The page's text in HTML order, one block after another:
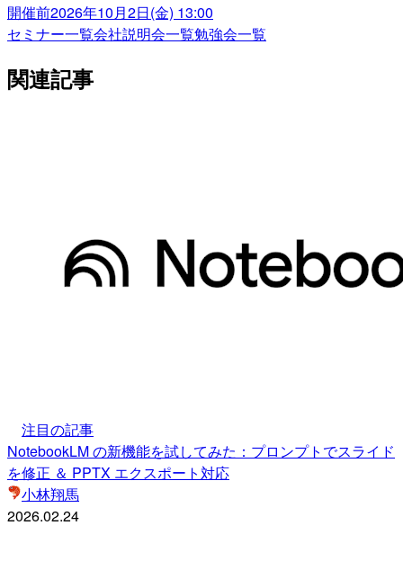
開催前2026年10月2日(金) 13:00
セミナー一覧会社説明会一覧勉強会一覧
関連記事
注目の記事
NotebookLM の新機能を試してみた：プロンプトでスライド
を修正 ＆ PPTX エクスポート対応
小林翔馬
2026.02.24